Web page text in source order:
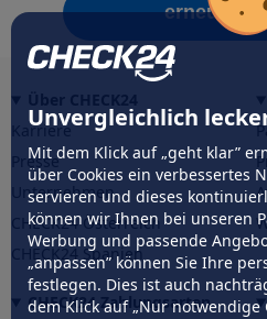
Unvergleichlich
Mit dem Klick auf „geht klar”
über Cookies ein verbessertes
servieren und dieses
können wir Ihnen bei unseren
Werbung und passende
„anpassen” können Sie Ihre
festlegen. Dies ist auch
dem Klick auf „Nur notwendige
erneut
Karriere
Presse
Unternehmen
CHECK24 Österreich
CHECK24 Spanien
CHECK24 Zahlungsarten